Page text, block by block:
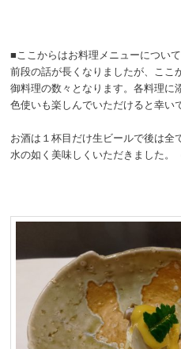
■ここからはお料理メニューについて
前段の話が長くなりましたが、ここ
御料理の数々となります。各料理に
色使いも楽しんでいただけると幸い
お酒は１杯目だけ生ビールで後は全
水の如く美味しくいただきました。